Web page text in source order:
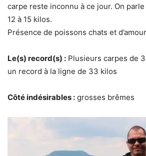
carpe reste inconnu à ce jour. On parle
12 à 15 kilos.
Présence de poissons chats et
Le(s) record(s) : Plusieurs carpes de
un record à la ligne de 33 kilos
Côté indésirables : grosses brêmes